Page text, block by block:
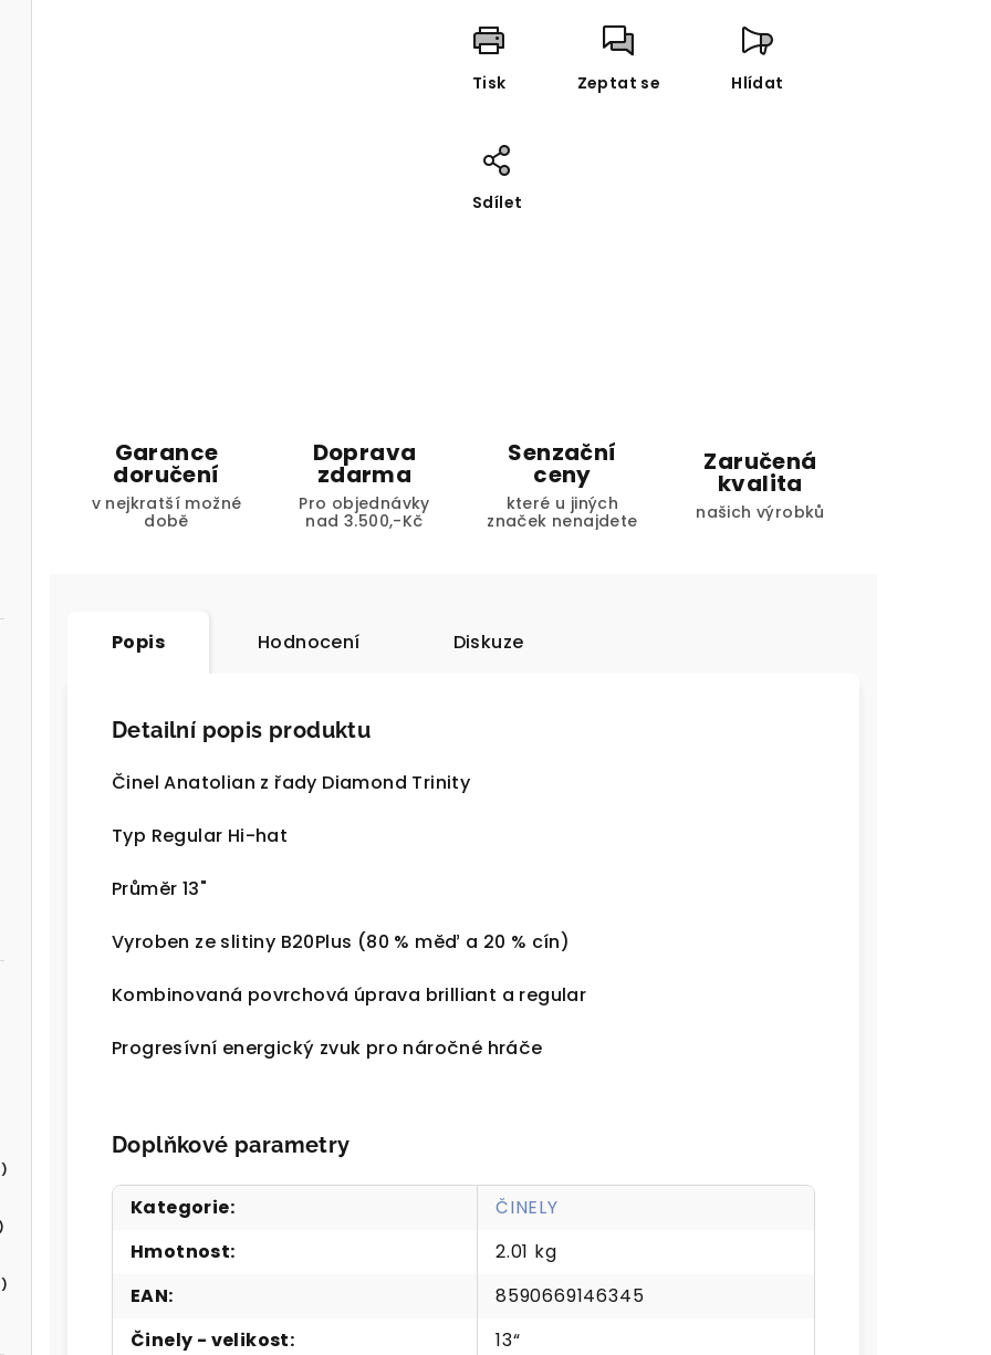
Tisk Zeptat se Hlídat
Sdílet
Garance
doručení
v nejkratší možné
době
Doprava
zdarma
Pro objednávky
nad 3.500,-Kč
Senzační
ceny
které u jiných
značek nenajdete
Zaručená
kvalita
našich výrobků
Popis Hodnocení Diskuze
Detailní popis produktu
Činel Anatolian z řady Diamond Trinity
Typ Regular Hi-hat
Průměr 13"
Vyroben ze slitiny B20Plus (80 % měď a 20 % cín)
Kombinovaná povrchová úprava brilliant a regular
Progresívní energický zvuk pro náročné hráče
Doplňkové parametry
Kategorie:
ČINELY
Hmotnost:
2.01 kg
EAN:
8590669146345
Činely - velikost: 13“